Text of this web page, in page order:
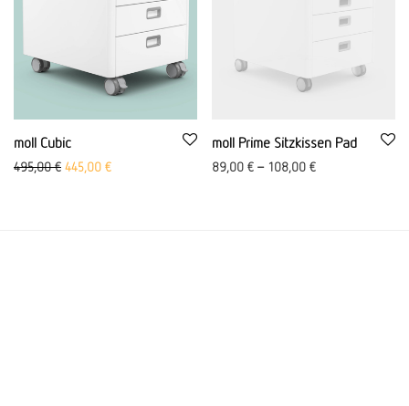
moll Cubic
495,00€ Ursprünglicher Preis war: 495,00 €
445,00 €Aktueller Preis ist: 445,00 €.
moll Prime Sitzkissen Pad
89,00 € – 108,00 €